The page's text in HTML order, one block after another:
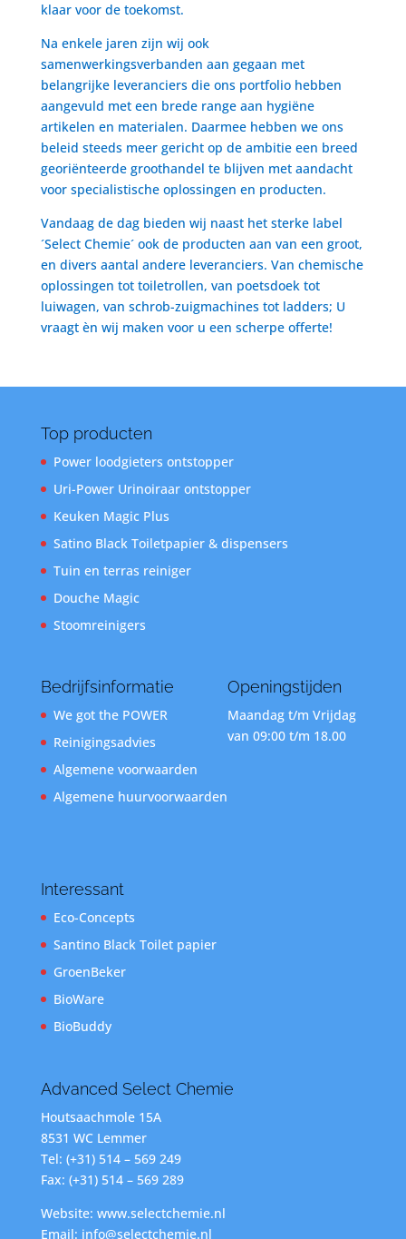
klaar voor de toekomst.
Na enkele jaren zijn wij ook
samenwerkingsverbanden aan gegaan met
belangrijke leveranciers die ons portfolio hebben
aangevuld met een brede range aan hygiëne
artikelen en materialen. Daarmee hebben we ons
beleid steeds meer gericht op de ambitie een breed
georiënteerde groothandel te blijven met aandacht
voor specialistische oplossingen en producten.
Vandaag de dag bieden wij naast het sterke label
´Select Chemie´ ook de producten aan van een groot,
en divers aantal andere leveranciers. Van chemische
oplossingen tot toiletrollen, van poetsdoek tot
luiwagen, van schrob-zuigmachines tot ladders; U
vraagt èn wij maken voor u een scherpe offerte!
Top producten
Power loodgieters ontstopper
Uri-Power Urinoiraar ontstopper
Keuken Magic Plus
Satino Black Toiletpapier & dispensers
Tuin en terras reiniger
Douche Magic
Stoomreinigers
Bedrijfsinformatie
We got the POWER
Reinigingsadvies
Algemene voorwaarden
Algemene huurvoorwaarden
Openingstijden
Maandag t/m Vrijdag
van 09:00 t/m 18.00
Interessant
Eco-Concepts
Santino Black Toilet papier
GroenBeker
BioWare
BioBuddy
Advanced Select Chemie
Houtsaachmole 15A
8531 WC Lemmer
Tel: (+31) 514 – 569 249
Fax: (+31) 514 – 569 289
Website: www.selectchemie.nl
Email: info@selectchemie.nl